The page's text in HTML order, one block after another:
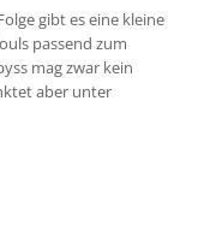
gibt es eine kleine
passend zum
mag zwar kein
aber unter